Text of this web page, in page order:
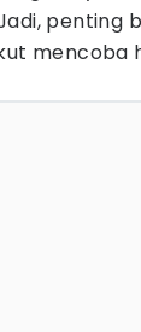
penting
mencoba